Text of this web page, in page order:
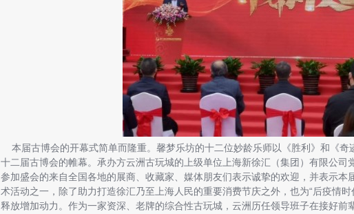
本届古博会的开幕式简单而隆重。馨梦乐坊的十二位妙龄乐师以《胜利》和《奇
十二届古博会的帷幕。承办方云洲古玩城的上级单位上海新徐汇（集团）有限公
参加盛会的来自全国各地的展商、收藏家、媒体朋友们表示诚挚的欢迎，并表示本
术活动之一，除了助力打造徐汇乃至上海人民的重要消费节庆之外，也为“后疫情
释放增加动力。作为一家资深、老牌的综合性古玩城，云洲历任领导班子在接好前